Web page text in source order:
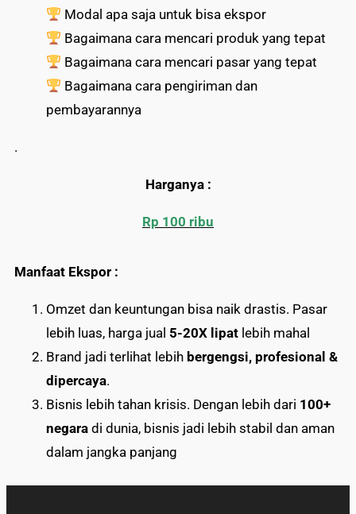
Modal apa saja untuk bisa ekspor
Bagaimana cara mencari produk yang tepat
Bagaimana cara mencari pasar yang tepat
Bagaimana cara pengiriman dan
pembayarannya
.
Harganya :
Rp 100 ribu
Manfaat Ekspor :
Omzet dan keuntungan bisa naik drastis. Pasar
lebih luas, harga jual 5-20X lipat lebih mahal
Brand jadi terlihat lebih bergengsi, profesional &
dipercaya.
Bisnis lebih tahan krisis. Dengan lebih dari 100+
negara di dunia, bisnis jadi lebih stabil dan aman
dalam jangka panjang